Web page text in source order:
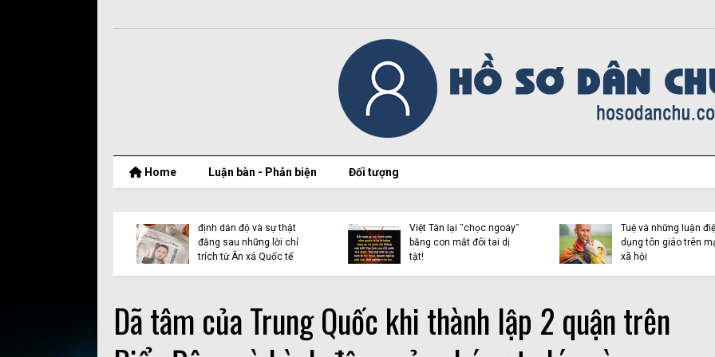
Home Luận bàn - Phản biện Đối tượng
định dẫn độ và sự thật
đằng sau những lời chỉ
trích từ Ân xá Quốc tế
Việt Tân lại “chọc ngoáy”
bằng con mắt đôi tai dị
tật!
Tuệ và những luận điệu
dụng tôn giáo trên
xã hội
Dã tâm của Trung Quốc khi thành lập 2 quận trên